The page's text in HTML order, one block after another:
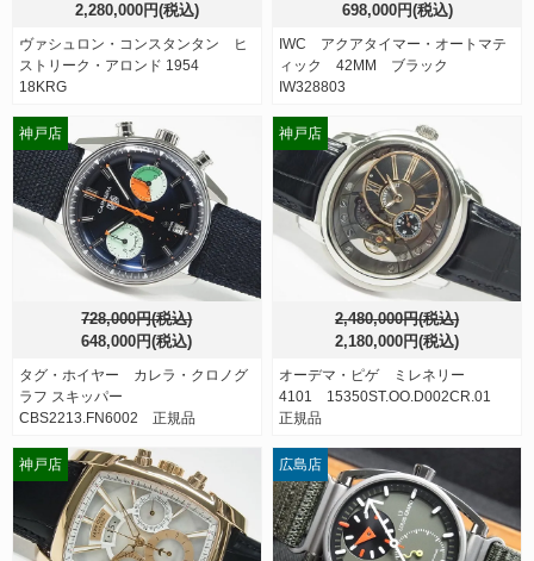
2,280,000円(税込)
ヴァシュロン・コンスタンタン ヒ
ストリーク・アロンド 1954
18KRG
698,000円(税込)
IWC アクアタイマー・オートマテ
ィック 42MM ブラック
IW328803
728,000円(税込)
648,000円(税込)
タグ・ホイヤー カレラ・クロノグ
ラフ スキッパー
CBS2213.FN6002 正規品
神戸店
2,480,000円(税込)
2,180,000円(税込)
オーデマ・ピゲ ミレネリー
4101 15350ST.OO.D002CR.01
正規品
神戸店
神戸店 広島店